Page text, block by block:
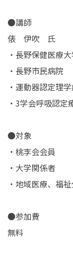
●講師
俵 伊吹 氏
・長野保健医
・長野市民病院
・運動器認定理
・3学会呼吸認定
●対象
・桃李会会員
・大学関係者
・地域医療、福
●参加費
無料